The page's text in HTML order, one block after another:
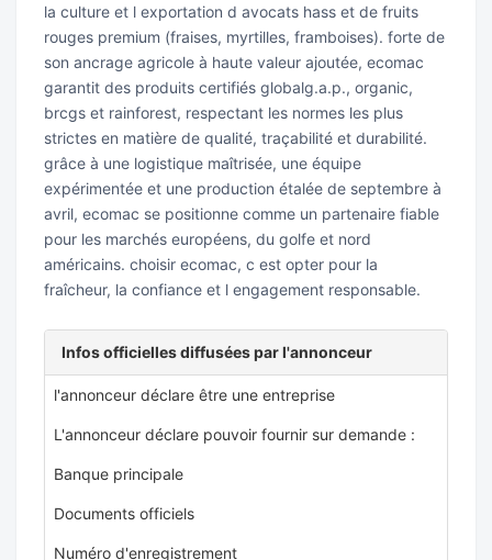
la culture et l exportation d avocats hass et de fruits
rouges premium (fraises, myrtilles, framboises). forte de
son ancrage agricole à haute valeur ajoutée, ecomac
garantit des produits certifiés globalg.a.p., organic,
brcgs et rainforest, respectant les normes les plus
strictes en matière de qualité, traçabilité et durabilité.
grâce à une logistique maîtrisée, une équipe
expérimentée et une production étalée de septembre à
avril, ecomac se positionne comme un partenaire fiable
pour les marchés européens, du golfe et nord
américains. choisir ecomac, c est opter pour la
fraîcheur, la confiance et l engagement responsable.
Infos officielles diffusées par l'annonceur
l'annonceur déclare être une entreprise
L'annonceur déclare pouvoir fournir sur demande :
Banque principale
Documents officiels
Numéro d'enregistrement